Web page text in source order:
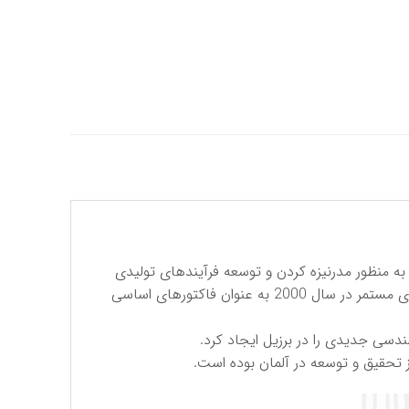
شرکت فرسا تولید کننده انواع بلبرینگ و رولبرینگ در سال 1968 شروع به فعالیت کرد. مشارکت با شرکای جدید در سال 2001 به منظور مدرنیزه کردن و توسعه فرآیندهای تولیدی
ضروری به نظر می رسید که این امر به ساخت یک کارخانه جدید در زاراگوزا ختم شد ، ایجاد استراتژی‌های جدید به همراه نوآوری مستمر در سال 2000 به عنوان فاکتورهای اساسی